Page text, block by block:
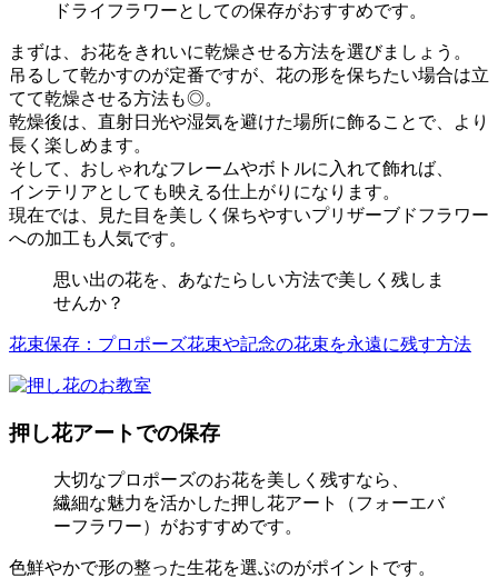
ドライフラワーとしての保存がおすすめです。
まずは、お花をきれいに乾燥させる方法を選びましょう。
吊るして乾かすのが定番ですが、花の形を保ちたい場合は立
てて乾燥させる方法も◎。
乾燥後は、直射日光や湿気を避けた場所に飾ることで、より
長く楽しめます。
そして、おしゃれなフレームやボトルに入れて飾れば、
インテリアとしても映える仕上がりになります。
現在では、見た目を美しく保ちやすいプリザーブドフラワー
への加工も人気です。
思い出の花を、あなたらしい方法で美しく残しま
せんか？
花束保存：プロポーズ花束や記念の花束を永遠に残す方法
押し花アートでの保存
大切なプロポーズのお花を美しく残すなら、
繊細な魅力を活かした押し花アート（フォーエバ
ーフラワー）がおすすめです。
色鮮やかで形の整った生花を選ぶのがポイントです。